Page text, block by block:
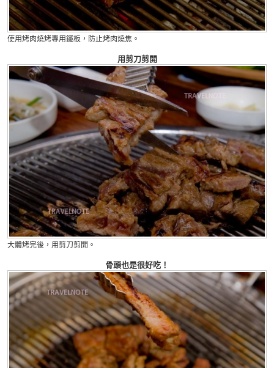
使用烤肉燒烤專用鐵板，防止烤肉燒焦。
用剪刀剪開
大體烤完後，用剪刀剪開。
骨頭也是很好吃！